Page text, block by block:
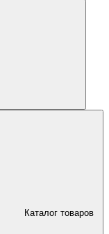
Каталог товаров